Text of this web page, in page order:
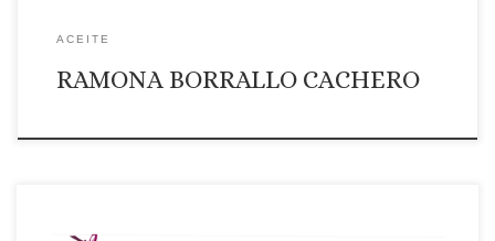
ACEITE
RAMONA BORRALLO CACHERO